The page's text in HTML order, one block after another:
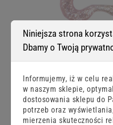
Niniejsza strona
Dbamy o Twoją
Informujemy, iż w celu
w naszym sklepie,
dostosowania sklepu do
potrzeb oraz
mierzenia skuteczności
GF1 twister BABY_kolor
DODAJ